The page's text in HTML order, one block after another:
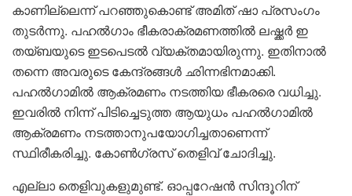
കാണില്ലെന്ന് പറഞ്ഞുകൊണ്ട് അമിത് ഷാ പ്രസംഗം
തുടർന്നു. പഹൽഗാം ഭീകരാക്രമണത്തിൽ ലഷ്ക്കർ ഇ
തയ്ബയുടെ ഇടപെടൽ വ്യക്തമായിരുന്നു. ഇതിനാൽ
തന്നെ അവരുടെ കേന്ദ്രങ്ങൾ ഛിന്നഭിനമാക്കി.
പഹൽഗാമിൽ ആക്രമണം നടത്തിയ ഭീകരരെ വധിച്ചു.
ഇവരിൽ നിന്ന് പിടിച്ചെടുത്ത ആയുധം പഹൽഗാമിൽ
ആക്രമണം നടത്താനുപയോഗിച്ചതാണെന്ന്
സ്ഥിരീകരിച്ചു. കോൺഗ്രസ് തെളിവ് ചോദിച്ചു.
എല്ലാ തെളിവുകളുമുണ്ട്. ഓപ്പറേഷൻ സിന്ദൂറിന്